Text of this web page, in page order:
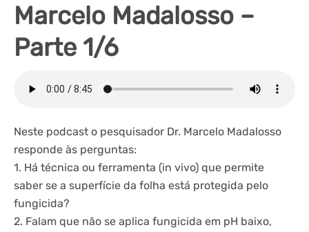
Marcelo Madalosso –
Parte 1/6
Neste podcast o pesquisador Dr. Marcelo Madalosso
responde às perguntas:
1. Há técnica ou ferramenta (in vivo) que permite
saber se a superfície da folha está protegida pelo
fungicida?
2. Falam que não se aplica fungicida em pH baixo,